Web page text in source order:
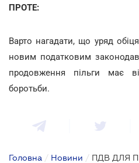
ПРОТЕ:
Варто нагадати, що уряд
новим податковим
продовження пільги має
боротьби.
Головна / Новини / ПДВ ДЛЯ